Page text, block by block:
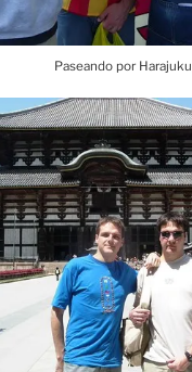
Paseando por Harajuku